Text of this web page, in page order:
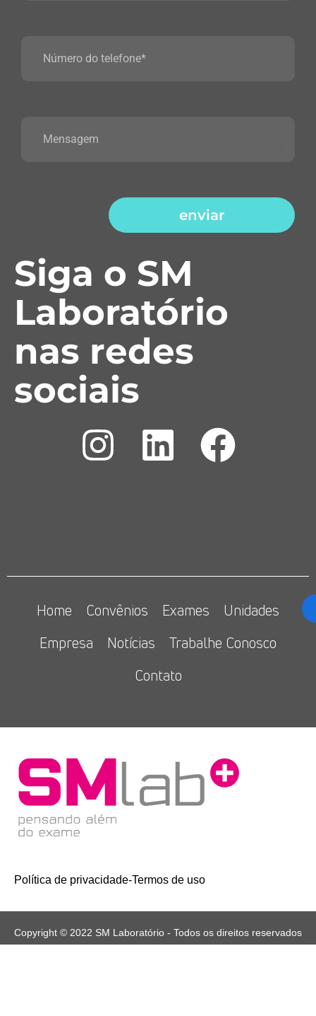
enviar
Siga o SM
Laboratório
nas redes
sociais
Home Convênios Exames
Unidades
Empresa
Notícias
Trabalhe Conosco
Contato
Política de privacidade-Termos de uso
Copyright © 2022 SM Laboratório - Todos os direitos reservados